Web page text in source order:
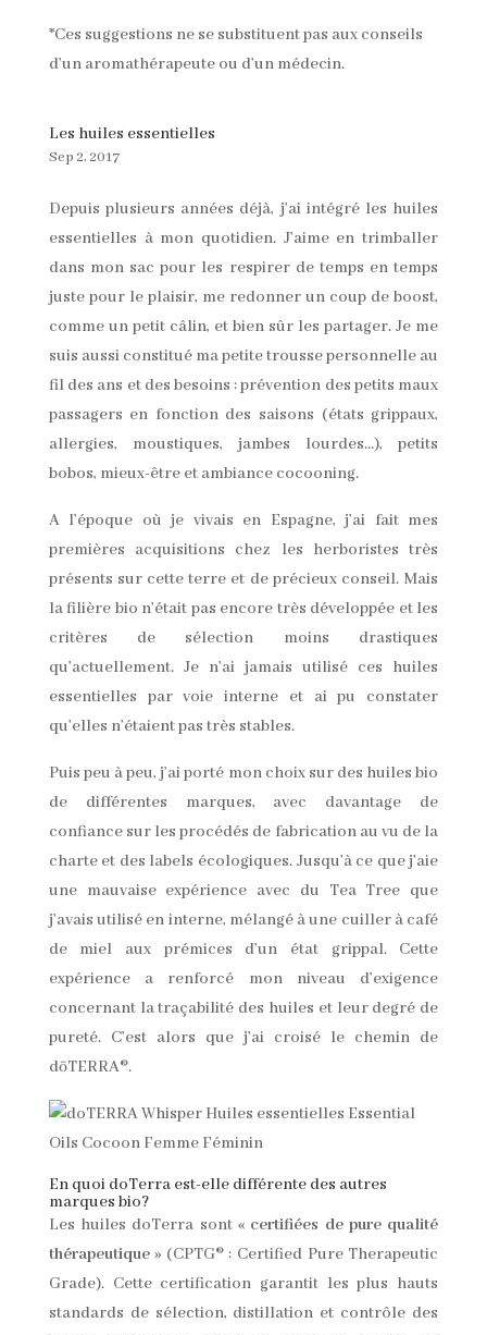
*Ces suggestions ne se substituent pas aux conseils
d’un aromathérapeute ou d’un médecin.
Les huiles essentielles
Sep 2, 2017
Depuis plusieurs années déjà, j’ai intégré les huiles
essentielles à mon quotidien. J’aime en trimballer
dans mon sac pour les respirer de temps en temps
juste pour le plaisir, me redonner un coup de boost,
comme un petit câlin, et bien sûr les partager. Je me
suis aussi constitué ma petite trousse personnelle au
fil des ans et des besoins : prévention des petits maux
passagers en fonction des saisons (états grippaux,
allergies, moustiques, jambes lourdes…), petits
bobos, mieux-être et ambiance cocooning.
A l’époque où je vivais en Espagne, j’ai fait mes
premières acquisitions chez les herboristes très
présents sur cette terre et de précieux conseil. Mais
la filière bio n’était pas encore très développée et les
critères de sélection moins drastiques
qu’actuellement. Je n’ai jamais utilisé ces huiles
essentielles par voie interne et ai pu constater
qu’elles n’étaient pas très stables.
Puis peu à peu, j’ai porté mon choix sur des huiles bio
de différentes marques, avec davantage de
confiance sur les procédés de fabrication au vu de la
charte et des labels écologiques. Jusqu’à ce que j’aie
une mauvaise expérience avec du Tea Tree que
j’avais utilisé en interne, mélangé à une cuiller à café
de miel aux prémices d’un état grippal. Cette
expérience a renforcé mon niveau d’exigence
concernant la traçabilité des huiles et leur degré de
pureté. C’est alors que j’ai croisé le chemin de
dōTERRA®.
En quoi doTerra est-elle différente des autres
marques bio?
Les huiles doTerra sont « certifiées de pure qualité
thérapeutique» (CPTG® : Certified Pure Therapeutic
Grade). Cette certification garantit les plus hauts
standards de sélection, distillation et contrôle des